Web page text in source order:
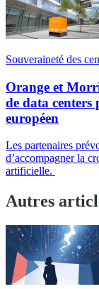
Souveraineté des
Orange et
de data
européen
Les partenaires
d’accompagner la
artificielle.
Autres